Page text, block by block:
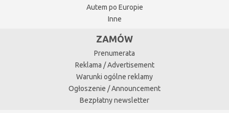
Autem po Europie
Inne
ZAMÓW
Prenumerata
Reklama / Advertisement
Warunki ogólne reklamy
Ogłoszenie / Announcement
Bezpłatny newsletter